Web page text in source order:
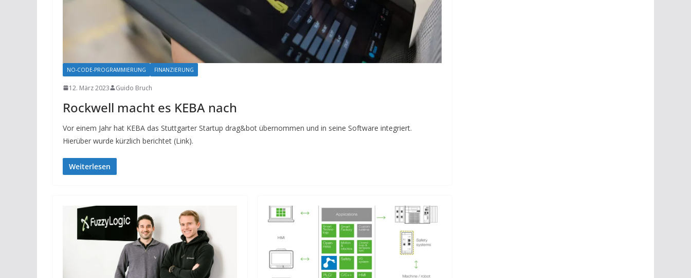
NO-CODE-PROGRAMMIERUNG FINANZIERUNG
12. März 2023 Guido Bruch
Rockwell macht es KEBA nach
Vor einem Jahr hat KEBA das Stuttgarter Startup drag&bot übernommen und in seine Software integriert.
Hierüber wurde kürzlich berichtet (Link).
Weiterlesen